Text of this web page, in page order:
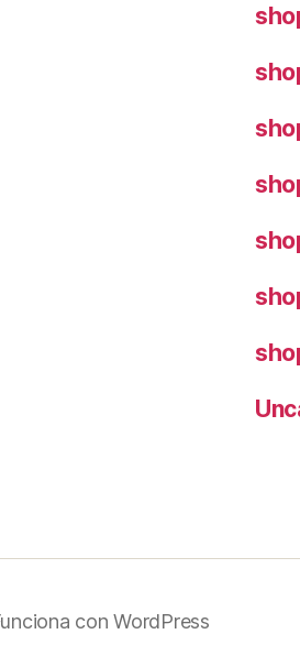
con WordPress